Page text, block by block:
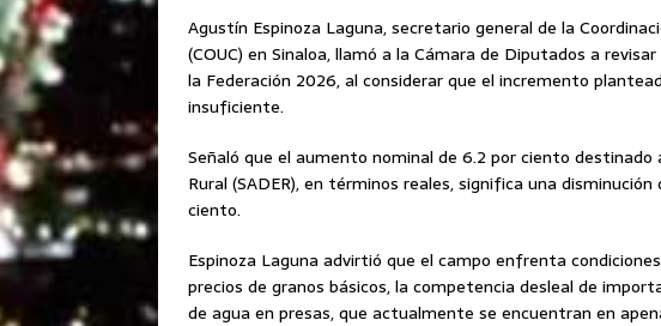
Agustín Espinoza Laguna, secretario general de la
(COUC) en Sinaloa, llamó a la Cámara de Diputados a
la Federación 2026, al considerar que el incremento
insuficiente.
Señaló que el aumento nominal de 6.2 por ciento
Rural (SADER), en términos reales, significa una
ciento.
Espinoza Laguna advirtió que el campo enfrenta
precios de granos básicos, la competencia desleal de
de agua en presas, que actualmente se encuentran en